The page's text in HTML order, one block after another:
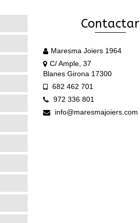
Contactar
Maresma Joiers 1964
C/ Ample, 37
Blanes Girona 17300
682 462 701
972 336 801
info@maresmajoiers.com